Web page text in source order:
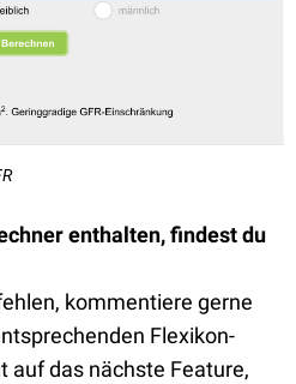
enthalten, findest du
kommentiere gerne
Flexikon-
auf das nächste Feature,